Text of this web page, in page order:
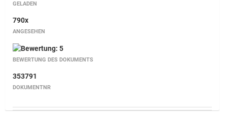
GELADEN
790x
ANGESEHEN
BEWERTUNG DES DOKUMENTS
353791
DOKUMENTNR